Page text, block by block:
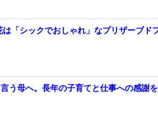
「シックでおしゃれ」なプリザーブド
う母へ。長年の子育てと仕事への感謝